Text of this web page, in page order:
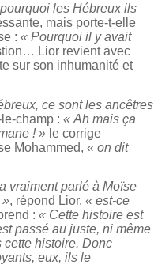
les Hébreux ils
mais porte-t-elle
: « Pourquoi il y avait
Lior revient avec
sur son inhumanité et
ce sont les ancêtres
champ : « Ah mais ça
! » le corrige
Mohammed, « on dit
vraiment parlé à Moïse
», répond Lior, « est-ce
: « Cette histoire est
passé au juste, ni même
cette histoire. Donc
eux, ils le